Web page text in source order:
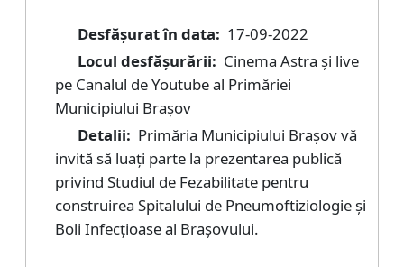
Desfășurat în data: 17-09-2022
Locul desfășurării: Cinema Astra și live
pe Canalul de Youtube al Primăriei
Municipiului Brașov
Detalii: Primăria Municipiului Brașov vă
invită să luați parte la prezentarea publică
privind Studiul de Fezabilitate pentru
construirea Spitalului de Pneumoftiziologie și
Boli Infecțioase al Brașovului.